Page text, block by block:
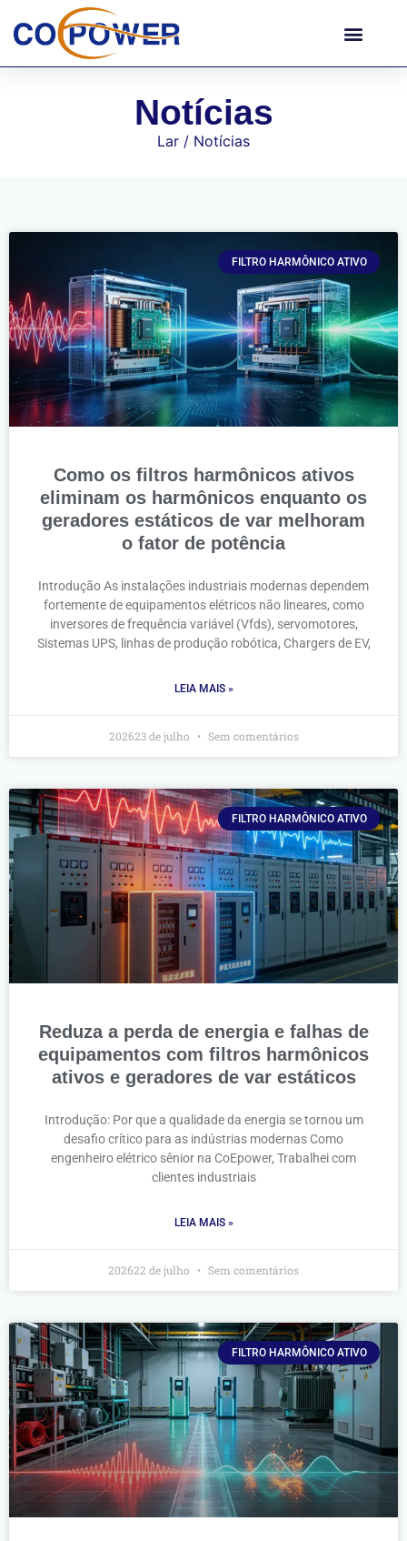
Notícias
Lar / Notícias
FILTRO HARMÔNICO ATIVO
Como os filtros harmônicos ativos
eliminam os harmônicos enquanto os
geradores estáticos de var melhoram
o fator de potência
Introdução As instalações industriais modernas dependem
fortemente de equipamentos elétricos não lineares, como
inversores de frequência variável (Vfds), servomotores,
Sistemas UPS, linhas de produção robótica, Chargers de EV,
LEIA MAIS »
202623 de julho Sem comentários
FILTRO HARMÔNICO ATIVO
Reduza a perda de energia e falhas de
equipamentos com filtros harmônicos
ativos e geradores de var estáticos
Introdução: Por que a qualidade da energia se tornou um
desafio crítico para as indústrias modernas Como
engenheiro elétrico sênior na CoEpower, Trabalhei com
clientes industriais
LEIA MAIS »
202622 de julho Sem comentários
FILTRO HARMÔNICO ATIVO